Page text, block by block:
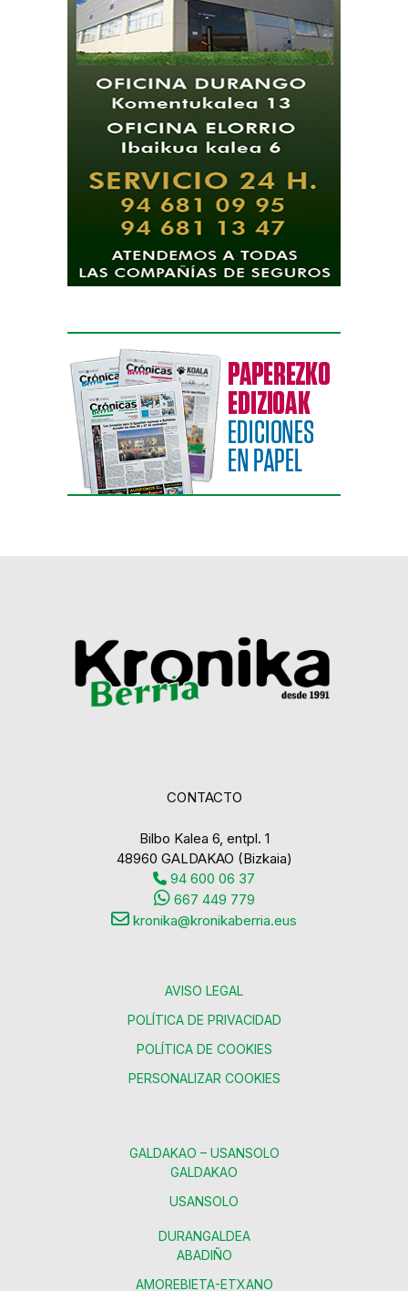
CONTACTO
Bilbo Kalea 6, entpl. 1
48960 GALDAKAO (Bizkaia)
94 600 06 37
667 449 779
kronika@kronikaberria.eus
AVISO LEGAL
POLÍTICA DE PRIVACIDAD
POLÍTICA DE COOKIES
PERSONALIZAR COOKIES
GALDAKAO – USANSOLO
GALDAKAO
USANSOLO
DURANGALDEA
ABADIÑO
AMOREBIETA-ETXANO